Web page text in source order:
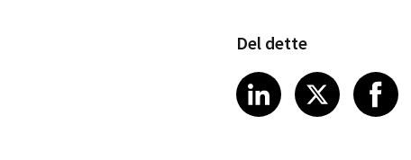
Del dette
Share article
LinkedIn
Share
X